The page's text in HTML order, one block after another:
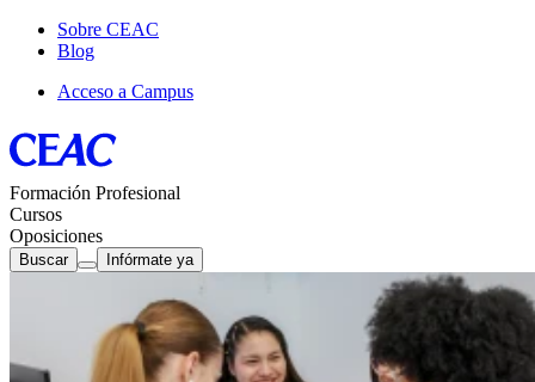
Sobre CEAC
Blog
Acceso a Campus
Formación Profesional
Cursos
Oposiciones
Buscar Infórmate ya